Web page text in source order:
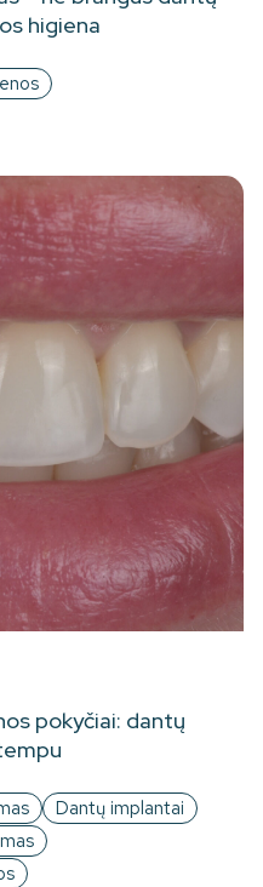
higiena
pokyčiai: dantų
Dantų implantai